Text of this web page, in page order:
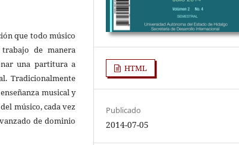
que todo músico
de manera
una partitura a
Tradicionalmente
musical y
músico, cada vez
de dominio
HTML
Publicado
2014-07-05